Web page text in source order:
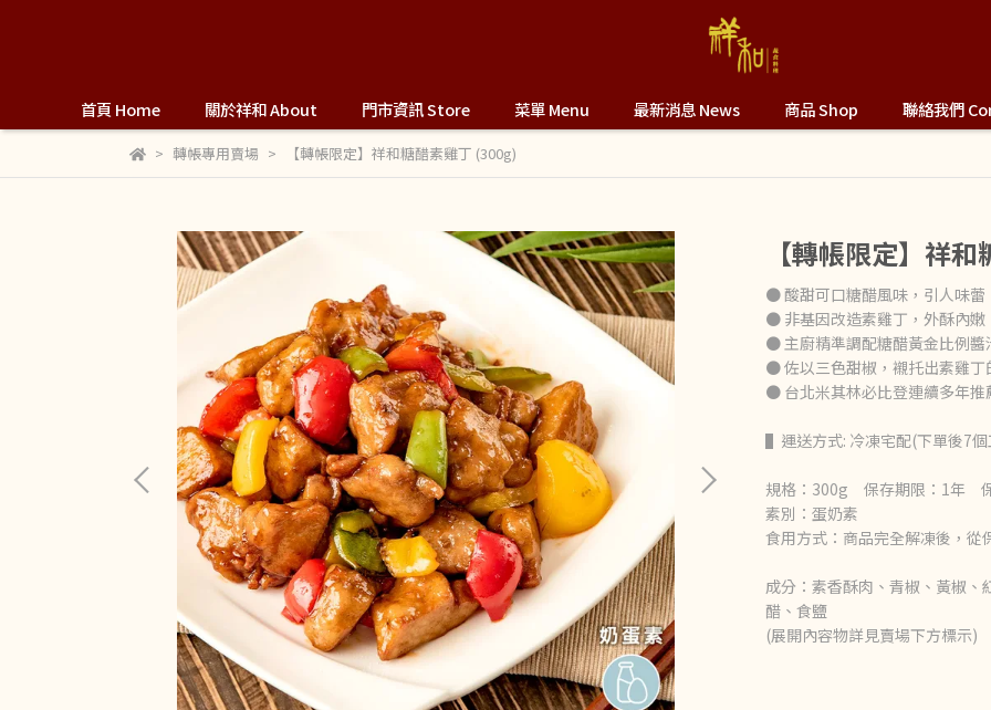
首頁 Home 關於祥和 About 門市資訊 Store 菜單 Menu 最新消息 News 商品 Shop 聯絡我們
轉帳專用賣場 【轉帳限定】祥和糖醋素雞丁 (300g)
【轉帳限定】祥
● 酸甜可口糖醋風味，引人味蕾
● 非基因改造素雞丁，外酥內嫩
● 主廚精準調配糖醋黃金比例醬
● 佐以三色甜椒，襯托出素雞丁
● 台北米其林必比登連續多年推
▌運送方式: 冷凍宅配(下單後7
規格：300g 保存期限：1年
素別：蛋奶素
食用方式：商品完全解凍後，從
成分：素香酥肉、青椒、黃椒
醋、食鹽
(展開內容物詳見賣場下方標示)